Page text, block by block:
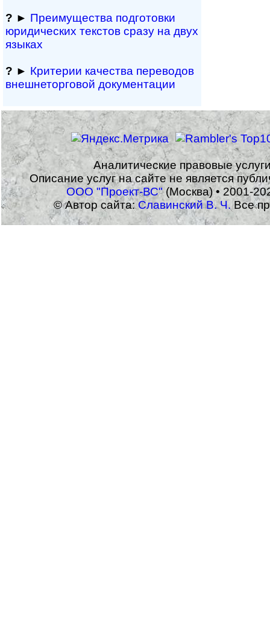
? ► Преимущества под­гото­вки
юри­ди­чес­ких тек­с­тов сразу на двух
языках
? ► Критерии качества переводов
внешне­тор­го­вой документации
Аналитические правовые
Описание услуг на сайте не является
ООО "Проект-ВС"(Москва) • 2001-
© Автор сайта:Славинский В. Ч.Все